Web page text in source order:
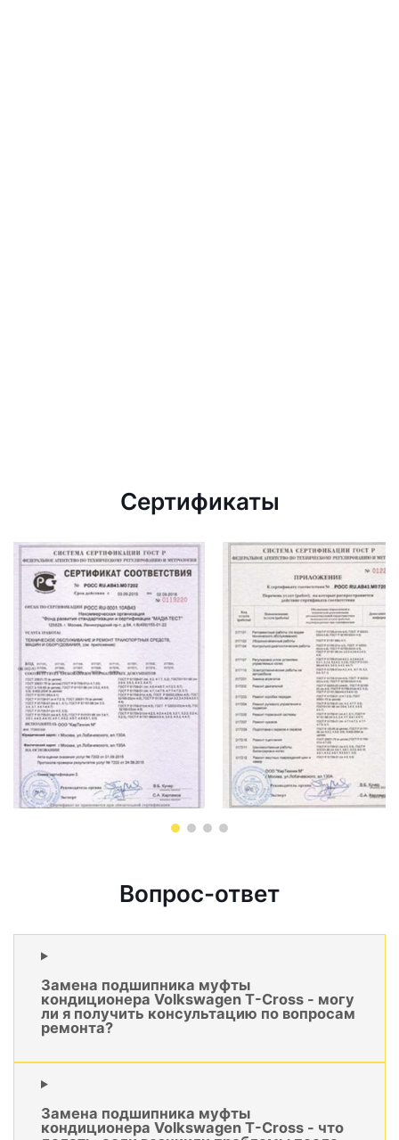
Сертификаты
Вопрос-ответ
Замена подшипника муфты
кондиционера Volkswagen T-Cross - могу
ли я получить консультацию по вопросам
ремонта?
Замена подшипника муфты
кондиционера Volkswagen T-Cross - что